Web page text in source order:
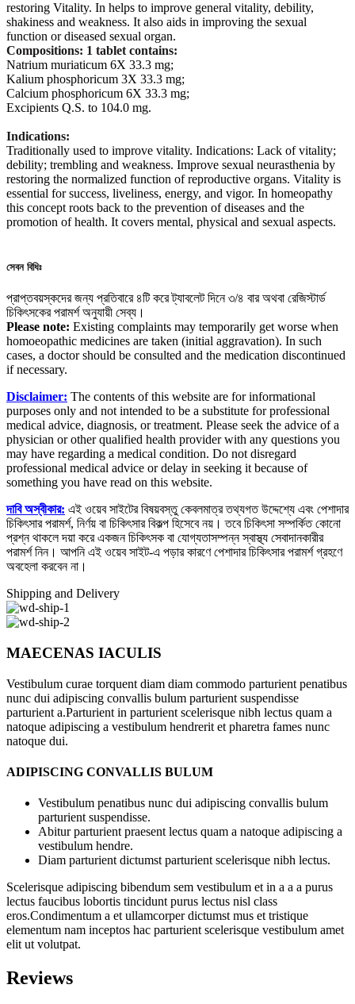
restoring Vitality. In helps to improve general vitality, debility,
shakiness and weakness. It also aids in improving the sexual
function or diseased sexual organ.
Compositions: 1 tablet contains:
Natrium muriaticum 6X 33.3 mg;
Kalium phosphoricum 3X 33.3 mg;
Calcium phosphoricum 6X 33.3 mg;
Excipients Q.S. to 104.0 mg.
Indications:
Traditionally used to improve vitality. Indications: Lack of vitality;
debility; trembling and weakness. Improve sexual neurasthenia by
restoring the normalized function of reproductive organs. Vitality is
essential for success, liveliness, energy, and vigor. In homeopathy
this concept roots back to the prevention of diseases and the
promotion of health. It covers mental, physical and sexual aspects.
সেবন বিধিঃ
প্রাপ্তবয়স্কদের জন্য প্রতিবারে ৪টি করে ট্যাবলেট দিনে ৩/৪ বার অথবা রেজিস্টার্ড
চিকিৎসকের পরামর্শ অনুযায়ী সেব্য।
Please note: Existing complaints may temporarily get worse when
homoeopathic medicines are taken (initial aggravation). In such
cases, a doctor should be consulted and the medication discontinued
if necessary.
Disclaimer: The contents of this website are for informational
purposes only and not intended to be a substitute for professional
medical advice, diagnosis, or treatment. Please seek the advice of a
physician or other qualified health provider with any questions you
may have regarding a medical condition. Do not disregard
professional medical advice or delay in seeking it because of
something you have read on this website.
দাবি অস্বীকার: এই ওয়েব সাইটের বিষয়বস্তু কেবলমাত্র তথ্যগত উদ্দেশ্যে এবং পেশাদার
চিকিৎসার পরামর্শ, নির্ণয় বা চিকিৎসার বিকল্প হিসেবে নয়। তবে চিকিৎসা সম্পর্কিত কোনো
প্রশ্ন থাকলে দয়া করে একজন চিকিৎসক বা যোগ্যতাসম্পন্ন স্বাস্থ্য সেবাদানকারীর
পরামর্শ নিন। আপনি এই ওয়েব সাইট-এ পড়ার কারণে পেশাদার চিকিৎসার পরামর্শ গ্রহণে
অবহেলা করবেন না।
Shipping and Delivery
MAECENAS IACULIS
Vestibulum curae torquent diam diam commodo parturient penatibus
nunc dui adipiscing convallis bulum parturient suspendisse
parturient a.Parturient in parturient scelerisque nibh lectus quam a
natoque adipiscing a vestibulum hendrerit et pharetra fames nunc
natoque dui.
ADIPISCING CONVALLIS BULUM
Vestibulum penatibus nunc dui adipiscing convallis bulum
parturient suspendisse.
Abitur parturient praesent lectus quam a natoque adipiscing a
vestibulum hendre.
Diam parturient dictumst parturient scelerisque nibh lectus.
Scelerisque adipiscing bibendum sem vestibulum et in a a a purus
lectus faucibus lobortis tincidunt purus lectus nisl class
eros.Condimentum a et ullamcorper dictumst mus et tristique
elementum nam inceptos hac parturient scelerisque vestibulum amet
elit ut volutpat.
Reviews